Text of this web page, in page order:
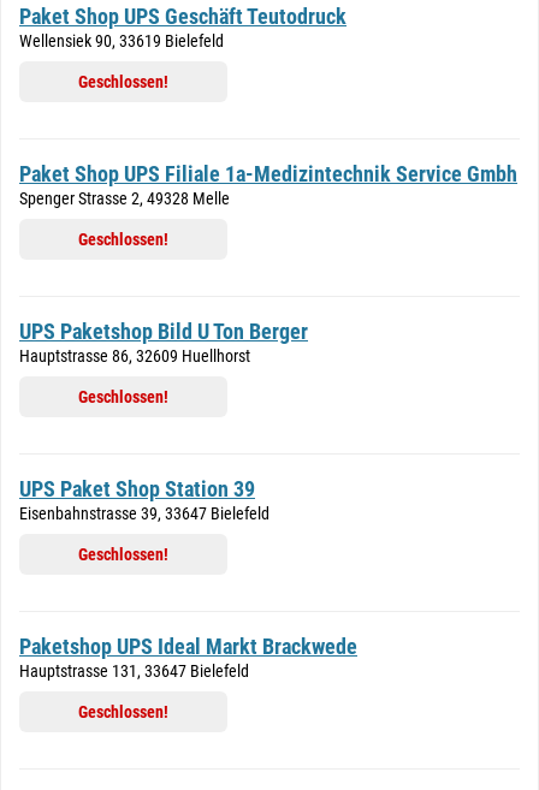
Paket Shop UPS Geschäft Teutodruck
Wellensiek 90, 33619 Bielefeld
Geschlossen!
Paket Shop UPS Filiale 1a-Medizintechnik Service Gmbh
Spenger Strasse 2, 49328 Melle
Geschlossen!
UPS Paketshop Bild U Ton Berger
Hauptstrasse 86, 32609 Huellhorst
Geschlossen!
UPS Paket Shop Station 39
Eisenbahnstrasse 39, 33647 Bielefeld
Geschlossen!
Paketshop UPS Ideal Markt Brackwede
Hauptstrasse 131, 33647 Bielefeld
Geschlossen!